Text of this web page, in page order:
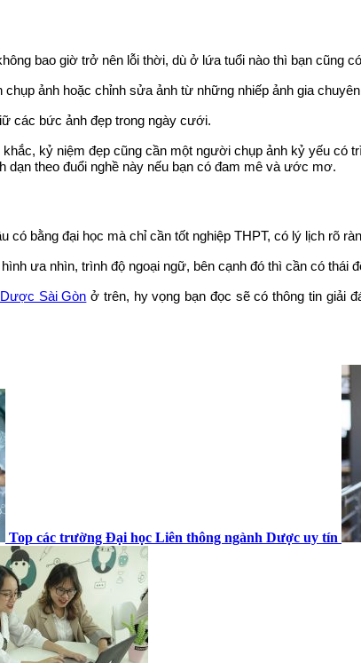
bao giờ trở nên lỗi thời, dù ở lứa tuổi nào thì bạn cũng
ảnh hoặc chỉnh sửa ảnh từ những nhiếp ảnh gia
các bức ảnh đẹp trong ngày cưới.
kỷ niệm đẹp cũng cần một người chụp ảnh kỷ yếu có
dạn theo đuổi nghề này nếu bạn có đam mê và ước mơ.
có bằng đại học mà chỉ cần tốt nghiệp THPT, có lý lịch rõ
ưa nhìn, trình độ ngoại ngữ, bên cạnh đó thì cần có
Sài Gòn ở trên, hy vọng bạn đọc sẽ có thông tin giải
Top các trường Đại học Liên thông ngành Dược uy tín